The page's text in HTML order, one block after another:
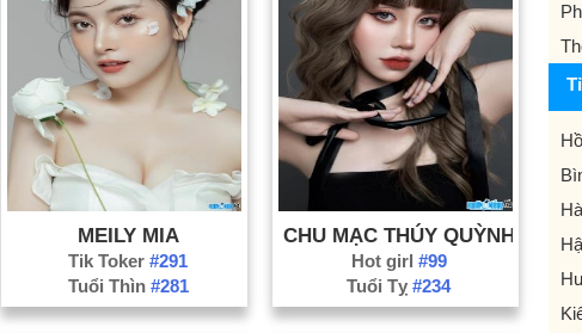
MEILY MIA
Tik Toker#291
Tuổi Thìn #281
CHU MẠC THÚY QUỲNH
Hot girl #99
Tuổi Tỵ#234